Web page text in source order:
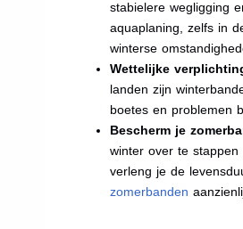
stabielere wegligging
aquaplaning, zelfs in
winterse
Wettelijke
landen zijn
boetes en problemen
Bescherm je
winter over te stappen
verleng je de
zomerbanden